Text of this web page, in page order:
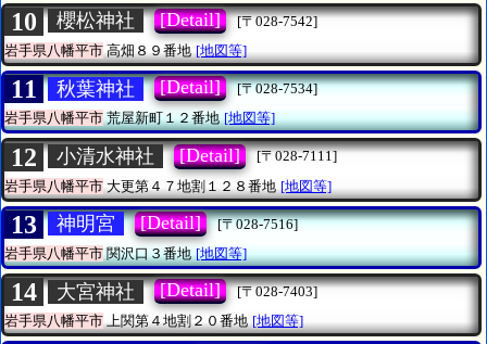
10 櫻松神社 [Detail]
[〒028-7542]
岩手県八幡平市 高畑８９番地 [地図等]
11 秋葉神社 [Detail]
[〒028-7534]
岩手県八幡平市荒屋新町１２番地 [地図等]
12 小清水神社 [Detail]
[〒028-7111]
岩手県八幡平市 大更第４７地割１２８番地 [地図等]
13 神明宮 [Detail]
[〒028-7516]
岩手県八幡平市関沢口３番地 [地図等]
14 大宮神社 [Detail]
[〒028-7403]
岩手県八幡平市上関第４地割２０番地 [地図等]